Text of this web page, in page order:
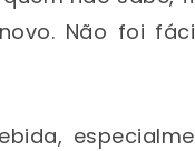
Não foi